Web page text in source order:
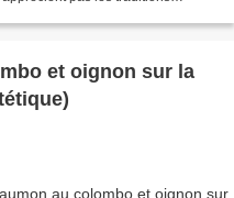
et oignon sur la